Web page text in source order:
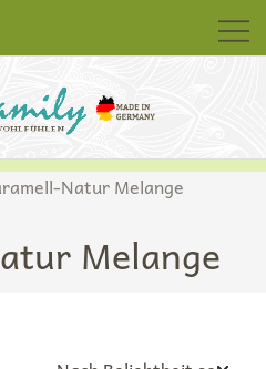
Shop – Naturtextilien für
und ganze Familie
Wolle und Seide
Natur Melange
Melange